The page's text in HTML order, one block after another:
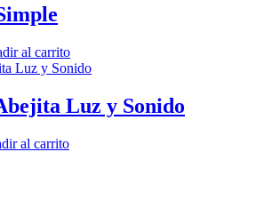
al carrito
Luz y Sonido
al carrito